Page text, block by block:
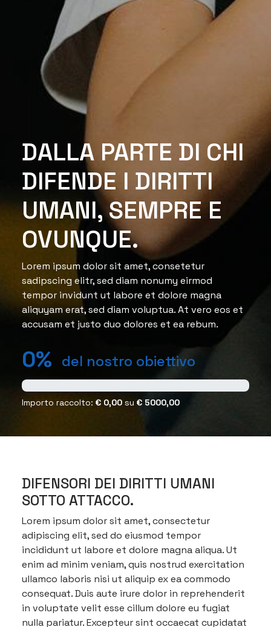
DALLA PARTE DI CHI
DIFENDE I DIRITTI
UMANI, SEMPRE E
OVUNQUE.
Lorem ipsum dolor sit amet, consetetur
sadipscing elitr, sed diam nonumy eirmod
tempor invidunt ut labore et dolore magna
aliquyam erat, sed diam voluptua. At vero eos et
accusam et justo duo dolores et ea rebum.
0% del nostro obiettivo
Importo raccolto: € 0,00 su € 5000,00
DIFENSORI DEI DIRITTI UMANI
SOTTO ATTACCO.
Lorem ipsum dolor sit amet, consectetur
adipiscing elit, sed do eiusmod tempor
incididunt ut labore et dolore magna aliqua. Ut
enim ad minim veniam, quis nostrud exercitation
ullamco laboris nisi ut aliquip ex ea commodo
consequat. Duis aute irure dolor in reprehenderit
in voluptate velit esse cillum dolore eu fugiat
nulla pariatur. Excepteur sint occaecat cupidatat